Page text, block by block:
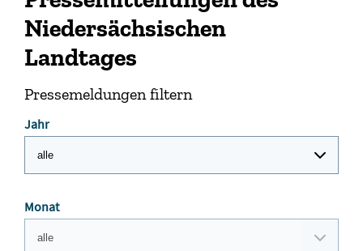
Niedersächsischen
Landtages
Pressemeldungen filtern
Jahr
Monat